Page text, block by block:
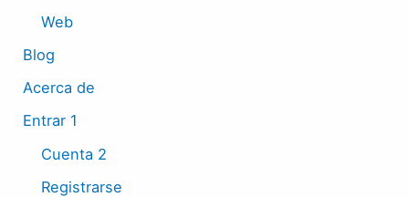
Web
Blog
Acerca de
Entrar 1
Cuenta 2
Registrarse